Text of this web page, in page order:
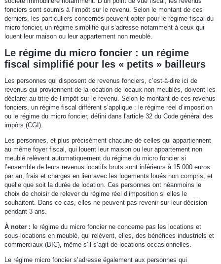
fonciers sont soumis à l’impôt sur le revenu. Selon le montant de ces
derniers, les particuliers concernés peuvent opter pour le régime fiscal du
micro foncier, un régime simplifié qui s’adresse notamment à ceux qui
louent leur maison ou leur appartement non meublé.
Le régime du micro foncier : un régime
fiscal simplifié pour les « petits » bailleurs
Les personnes qui disposent de revenus fonciers, c’est-à-dire ici de
revenus qui proviennent de la location de locaux non meublés, doivent les
déclarer au titre de l’impôt sur le revenu. Selon le montant de ces revenus
fonciers, un régime fiscal différent s’applique : le régime réel d’imposition
ou le régime du micro foncier, défini dans l'article 32 du Code général des
impôts (CGI).
Les personnes, et plus précisément chacune de celles qui appartiennent
au même foyer fiscal, qui louent leur maison ou leur appartement non
meublé relèvent automatiquement du régime du micro foncier si
l’ensemble de leurs revenus locatifs bruts sont inférieurs à 15 000 euros
par an, frais et charges en lien avec les logements loués non compris, et
quelle que soit la durée de location. Ces personnes ont néanmoins le
choix de choisir de relever du régime réel d’imposition si elles le
souhaitent. Dans ce cas, elles ne peuvent pas revenir sur leur décision
pendant 3 ans.
À noter : le régime du micro foncier ne concerne pas les locations et
sous-locations en meublé, qui relèvent, elles, des bénéfices industriels et
commerciaux (BIC), même s’il s’agit de locations occasionnelles.
Le régime micro foncier s’adresse également aux personnes qui